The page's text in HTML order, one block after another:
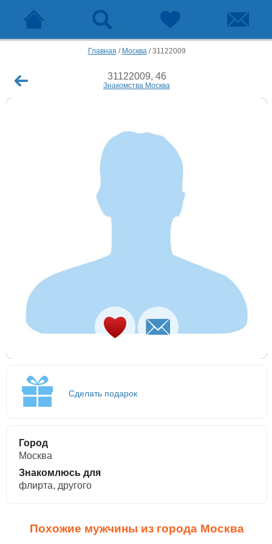
Главная / Москва/31122009
31122009, 46
Знакомства Москва
Сделать подарок
Город
Москва
Знакомлюсь для
флирта, другого
Похожие мужчины из города Москва